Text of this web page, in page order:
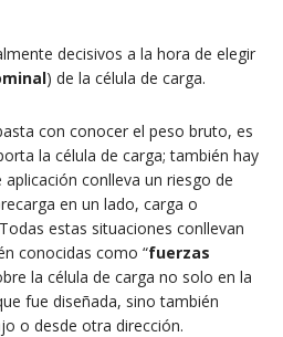
decisivos a la hora de elegir
) de la célula de carga.
con conocer el peso bruto, es
la célula de carga; también hay
conlleva un riesgo de
en un lado, carga o
estas situaciones conllevan
conocidas como “fuerzas
la célula de carga no solo en la
fue diseñada, sino también
o desde otra dirección.